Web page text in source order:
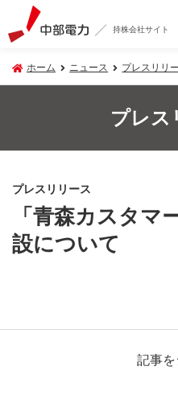
持株会社サイト
ホーム ニュース プレスリリ
プレス
プレスリリース
「青森カスタマ
設について
記事を